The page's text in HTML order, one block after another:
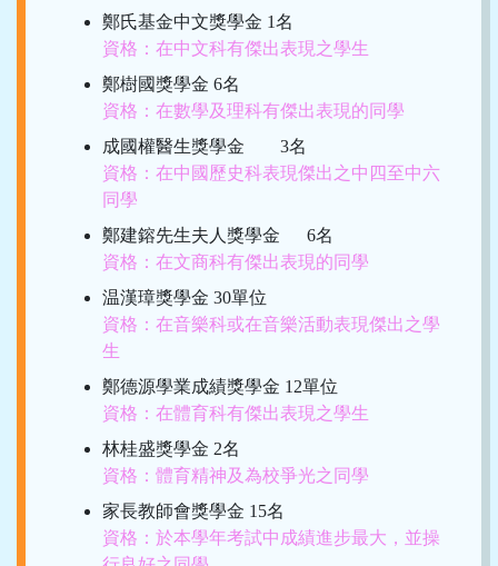
鄭氏基金中文獎學金 1名
資格：在中文科有傑出表現之學生
鄭樹國獎學金 6名
資格：在數學及理科有傑出表現的同學
成國權醫生獎學金 3名
資格：在中國歷史科表現傑出之中四至中六
同學
鄭建鎔先生夫人獎學金 6名
資格：在文商科有傑出表現的同學
温漢璋獎學金 30單位
資格：在音樂科或在音樂活動表現傑出之學
生
鄭德源學業成績獎學金 12單位
資格：在體育科有傑出表現之學生
林桂盛獎學金 2名
資格：體育精神及為校爭光之同學
家長教師會獎學金 15名
資格：於本學年考試中成績進步最大，並操